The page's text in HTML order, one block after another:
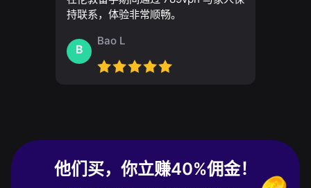
持联系，体验非常顺畅。
B
Bao L
他们买，你立赚40%佣金！